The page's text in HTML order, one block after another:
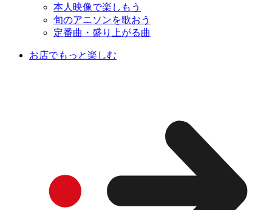
本人映像で楽しもう
旬のアニソンを歌おう
定番曲・盛り上がる曲
お店でもっと楽しむ